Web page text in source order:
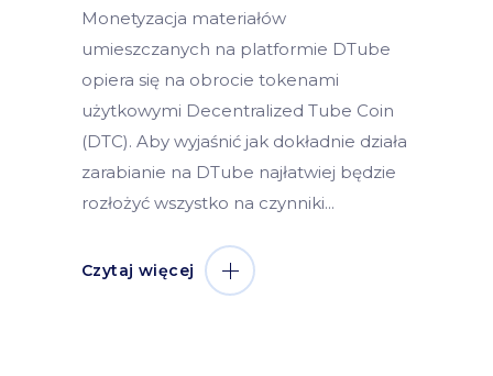
Monetyzacja materiałów
umieszczanych na platformie DTube
opiera się na obrocie tokenami
użytkowymi Decentralized Tube Coin
(DTC). Aby wyjaśnić jak dokładnie działa
zarabianie na DTube najłatwiej będzie
rozłożyć wszystko na czynniki
Czytaj więcej